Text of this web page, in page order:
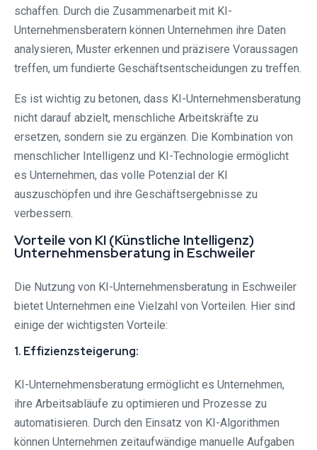
schaffen. Durch die Zusammenarbeit mit KI-
Unternehmensberatern können Unternehmen ihre Daten
analysieren, Muster erkennen und präzisere Voraussagen
treffen, um fundierte Geschäftsentscheidungen zu treffen.
Es ist wichtig zu betonen, dass KI-Unternehmensberatung
nicht darauf abzielt, menschliche Arbeitskräfte zu
ersetzen, sondern sie zu ergänzen. Die Kombination von
menschlicher Intelligenz und KI-Technologie ermöglicht
es Unternehmen, das volle Potenzial der KI
auszuschöpfen und ihre Geschäftsergebnisse zu
verbessern.
Vorteile von KI (Künstliche Intelligenz)
Unternehmensberatung in Eschweiler
Die Nutzung von KI-Unternehmensberatung in Eschweiler
bietet Unternehmen eine Vielzahl von Vorteilen. Hier sind
einige der wichtigsten Vorteile:
1. Effizienzsteigerung:
KI-Unternehmensberatung ermöglicht es Unternehmen,
ihre Arbeitsabläufe zu optimieren und Prozesse zu
automatisieren. Durch den Einsatz von KI-Algorithmen
können Unternehmen zeitaufwändige manuelle Aufgaben